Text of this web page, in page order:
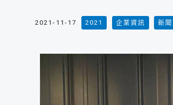
2021-11-17 2021 企業資訊 新聞